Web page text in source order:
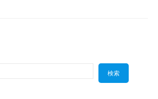
検索